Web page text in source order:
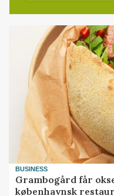
BUSINESS
Grambogård får
københavnsk